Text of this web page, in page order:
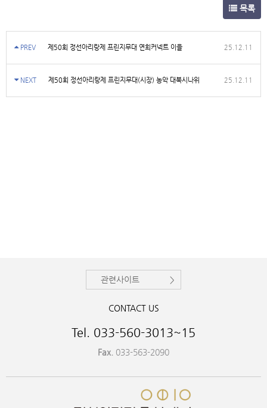
목록
PREV 제50회 정선아리랑제 프린지무대 연희커넥트 이을 25.12.11
NEXT 제50회 정선아리랑제 프린지무대(시장) 농악 대북시나위 25.12.11
관련사이트
CONTACT US
Tel. 033-560-3013~15
Fax. 033-563-2090